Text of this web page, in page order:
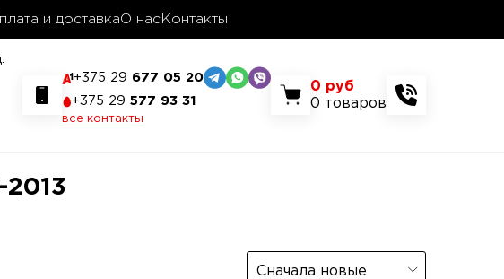
и доставкаО нас Контакты
+375 29 677 05 20
+375 29 577 93 31
все контакты
0 руб
0 товаров
Сначала новые